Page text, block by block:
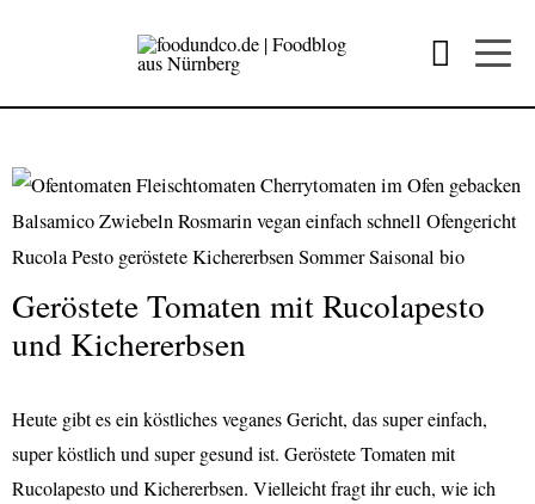
Geröstete Tomaten mit Rucolapesto
und Kichererbsen
Heute gibt es ein köstliches veganes Gericht, das super einfach,
super köstlich und super gesund ist. Geröstete Tomaten mit
Rucolapesto und Kichererbsen. Vielleicht fragt ihr euch, wie ich